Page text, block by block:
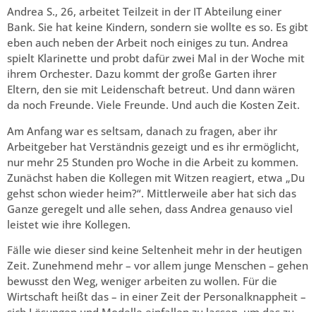
Andrea S., 26, arbeitet Teilzeit in der IT Abteilung einer
Bank. Sie hat keine Kindern, sondern sie wollte es so. Es gibt
eben auch neben der Arbeit noch einiges zu tun. Andrea
spielt Klarinette und probt dafür zwei Mal in der Woche mit
ihrem Orchester. Dazu kommt der große Garten ihrer
Eltern, den sie mit Leidenschaft betreut. Und dann wären
da noch Freunde. Viele Freunde. Und auch die Kosten Zeit.
Am Anfang war es seltsam, danach zu fragen, aber ihr
Arbeitgeber hat Verständnis gezeigt und es ihr ermöglicht,
nur mehr 25 Stunden pro Woche in die Arbeit zu kommen.
Zunächst haben die Kollegen mit Witzen reagiert, etwa „Du
gehst schon wieder heim?“. Mittlerweile aber hat sich das
Ganze geregelt und alle sehen, dass Andrea genauso viel
leistet wie ihre Kollegen.
Fälle wie dieser sind keine Seltenheit mehr in der heutigen
Zeit. Zunehmend mehr – vor allem junge Menschen – gehen
bewusst den Weg, weniger arbeiten zu wollen. Für die
Wirtschaft heißt das – in einer Zeit der Personalknappheit –